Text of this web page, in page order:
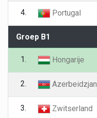
4. Portugal
Groep B1
1. Hongarije
2. Azerbeidzjan
3. Zwitserland